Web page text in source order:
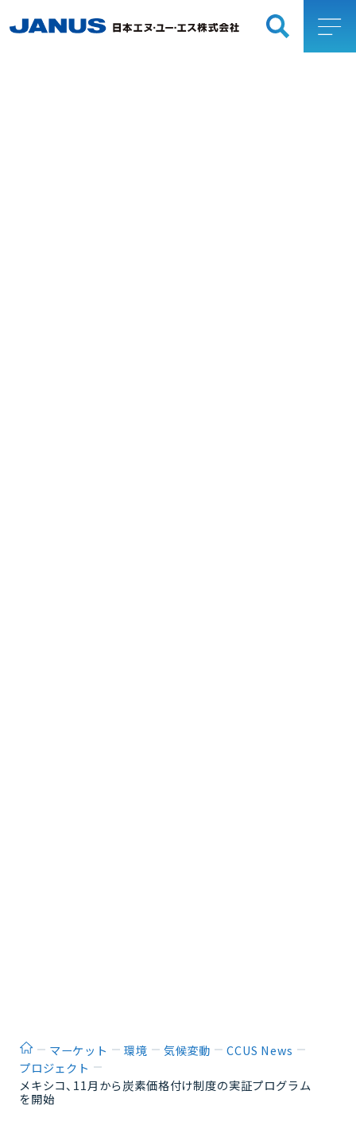
ホームマーケット 環境 気候変動
CCUS News
プロジェクト
メキシコ、11月から炭素価格付け制度の実証プログラム
を開始